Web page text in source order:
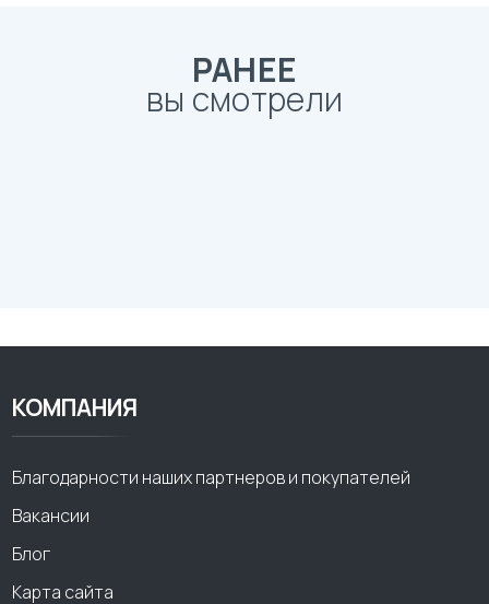
РАНЕЕ
вы смотрели
КОМПАНИЯ
Благодарности наших партнеров и покупателей
Вакансии
Блог
Карта сайта